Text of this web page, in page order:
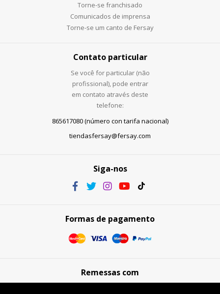
Torne-se franchisado
Comunicados de imprensa
Torne-se um canto de Fersay
Contato particular
Se você for particular (não
profissional), pode entrar
em contato através deste
telefone:
865617080 (número con tarifa nacional)
tiendasfersay@fersay.com
Siga-nos
Formas de pagamento
Remessas com